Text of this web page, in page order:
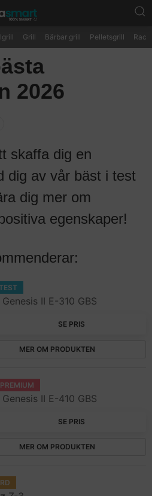
Grill Bärbar grill Pelletsgrill
2026
skaffa dig en
dig av vår bäst i test
dig mer om
egenskaper!
Genesis II E-310 GBS
SE PRIS
MER OM PRODUKTEN
Genesis II E-410 GBS
SE PRIS
MER OM PRODUKTEN